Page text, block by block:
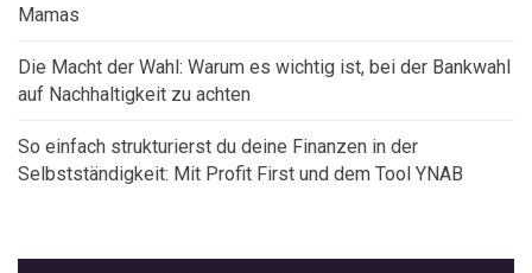
Mamas
Die Macht der Wahl: Warum es wichtig ist, bei der Bankwahl
auf Nachhaltigkeit zu achten
So einfach strukturierst du deine Finanzen in der
Selbstständigkeit: Mit Profit First und dem Tool YNAB